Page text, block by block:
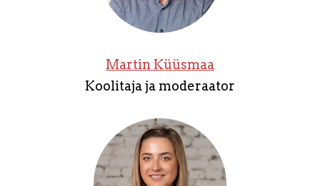
Martin Küüsmaa
Koolitaja ja moderaator